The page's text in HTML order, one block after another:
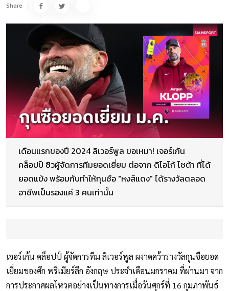
Share
เดือนแรกของปี 2024 ลิเวอร์พูล ขอเหมา! เจอร์เก้น
คล็อปป์ ซิวผู้จัดการทีมยอดเยี่ยม ต่อจาก ดิโอโก้ โชต้า ที่ได้
ยอดแข้ง พร้อมกับทำให้กุนซือ "หงส์แดง" ได้รางวัลตลอด
อาชีพเป็นรองแค่ 3 คนเท่านั้น
เจอร์เก้น คล็อปป์ ผู้จัดการทีม ลิเวอร์พูล ผงาดคว้ารางวัลกุนซือยอด
เยี่ยมของศึก พรีเมียร์ลีก อังกฤษ ประจำเดือนมกราคม ที่ผ่านมา จาก
การประกาศผลโหวตอย่างเป็นทางการเมื่อวันศุกร์ที่ 16 กุมภาพันธ์